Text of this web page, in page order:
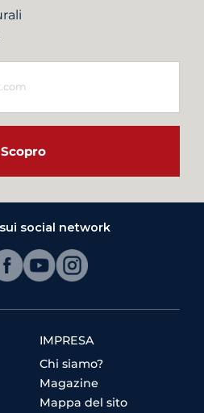
Scopro
social network
IMPRESA
Chi siamo?
Magazine
Mappa del sito